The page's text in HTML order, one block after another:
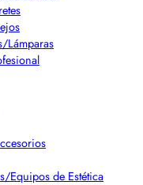
Lámparas
Equipos de Estética